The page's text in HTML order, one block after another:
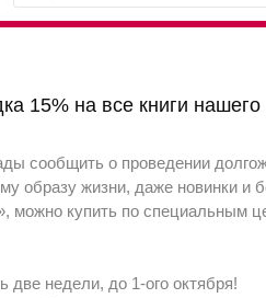
15% на все книги нашего
сообщить о проведении
образу жизни, даже новинки и
можно купить по специальным
две недели, до 1-ого октября!